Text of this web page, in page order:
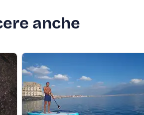
anche